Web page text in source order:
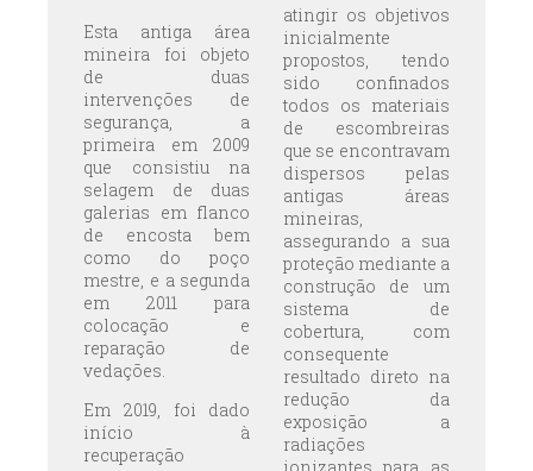
mesmo acontece com as galerias cujas entradas se
encontram semi-obstruídas com materiais dos
hasteais e teto.
Esta antiga área
mineira foi objeto
de duas
intervenções de
segurança, a
primeira em 2009
que consistiu na
selagem de duas
galerias em flanco
de encosta bem
como do poço
mestre, e a segunda
em 2011 para
colocação e
reparação de
vedações.
Em 2019, foi dado
início à
recuperação
atingir os objetivos
inicialmente
propostos, tendo
sido confinados
todos os materiais
de escombreiras
que se encontravam
dispersos pelas
antigas áreas
mineiras,
assegurando a sua
proteção mediante a
construção de um
sistema de
cobertura, com
consequente
resultado direto na
redução da
exposição a
radiações